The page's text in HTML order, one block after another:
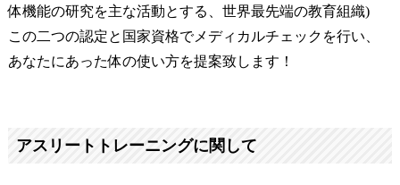
体機能の研究を主な活動とする、世界最先端の教育組織)
この二つの認定と国家資格でメディカルチェックを行い、
あなたにあった体の使い方を提案致します！
アスリートトレーニングに関して